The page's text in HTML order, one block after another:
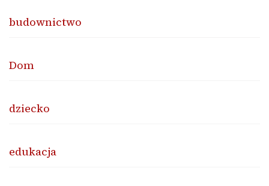
budownictwo
Dom
dziecko
edukacja